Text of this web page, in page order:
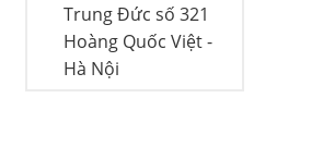
Trung Đức số 321
Hoàng Quốc Việt -
Hà Nội